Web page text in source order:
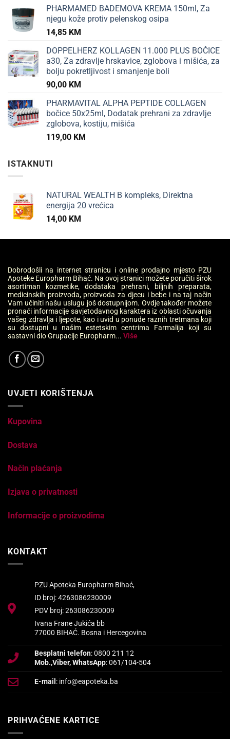
PHARMAMED BADEMOVA KREMA 150ml, Za
njegu kože protiv pelenskog osipa
14,85 KM
DOPPELHERZ KOLLAGEN 11.000 PLUS BOČICE
a30, Za zdravlje hrskavice, zglobova i mišića, za
bolju pokretljivost i smanjenje boli
90,00 KM
PHARMAVITAL ALPHA PEPTIDE COLLAGEN
bočice 50x25ml, Dodatak prehrani za zdravlje
zglobova, kostiju, mišića
119,00 KM
ISTAKNUTI
NATURAL WEALTH B kompleks, Direktna
energija 20 vrećica
14,00 KM
Dobrodošli na internet stranicu i online prodajno mjesto PZU
Apoteke Europharm Bihać. Na ovoj stranici možete poručiti širok
asortiman kozmetike, dodataka prehrani, biljnih preparata,
medicinskih proizvoda, proizvoda za djecu i bebe i na taj način
Vam učiniti našu uslugu još dostupnijom. Ovdje također možete
pronaći informacije savjetodavnog karaktera iz oblasti očuvanja
vašeg zdravlja i ljepote, kao i uvid u ponude raznih tretmana koji
su dostupni u našim estetskim centrima Farmalija koji su
sastavni dio Grupacije Europharm... Više
UVJETI KORIŠTENJA
Kupovina
Dostava
Način plaćanja
Izjava o privatnosti
Informacije o proizvodima
KONTAKT
PZU Apoteka Europharm Bihać,
ID broj: 4263086230009
PDV broj: 263086230009
Ivana Frane Jukića bb
77000 BIHAĆ. Bosna i Hercegovina
Besplatni telefon: 0800 211 12
Mob.,Viber, WhatsApp: 061/104-504
E-mail : info@eapoteka.ba
PRIHVAĆENE KARTICE